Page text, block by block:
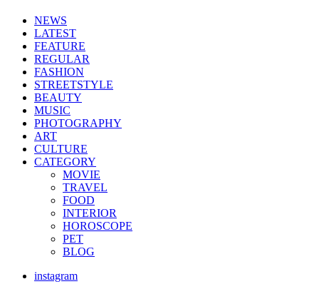
NEWS
LATEST
FEATURE
REGULAR
FASHION
STREETSTYLE
BEAUTY
MUSIC
PHOTOGRAPHY
ART
CULTURE
CATEGORY
MOVIE
TRAVEL
FOOD
INTERIOR
HOROSCOPE
PET
BLOG
instagram